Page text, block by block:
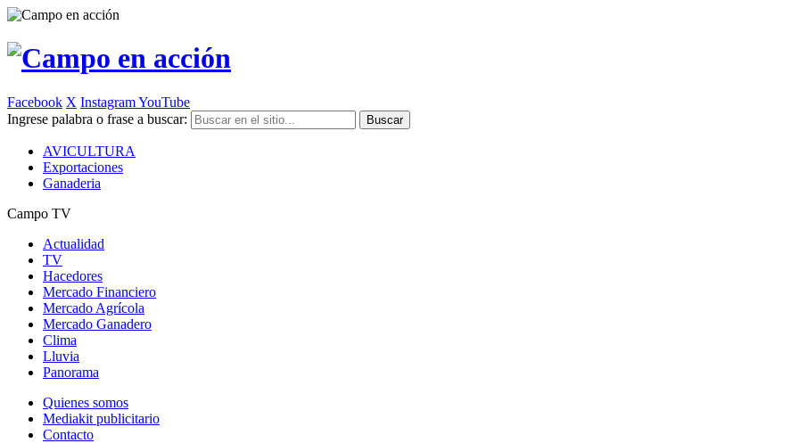
Facebook X InstagramYouTube
Ingrese palabra o frase a buscar:
AVICULTURA
Exportaciones
Ganaderia
Campo TV
Actualidad
TV
Hacedores
Mercado Financiero
Mercado Agrícola
Mercado Ganadero
Clima
Lluvia
Panorama
Quienes somos
Mediakit publicitario
Contacto